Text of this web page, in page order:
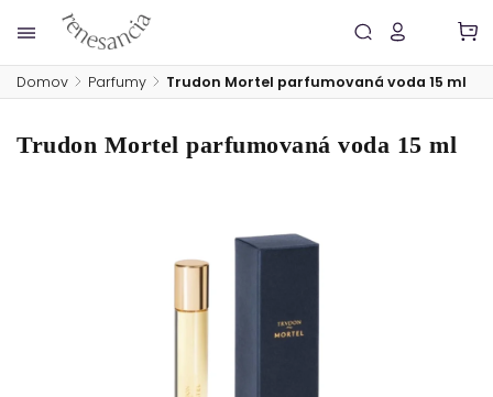
Domov / Parfumy / Trudon Mortel parfumovaná voda 15 ml
Trudon Mortel parfumovaná voda 15 ml